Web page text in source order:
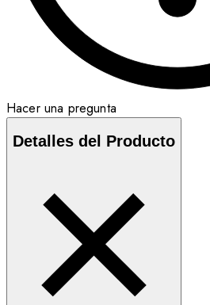
Hacer una pregunta
Detalles del Producto